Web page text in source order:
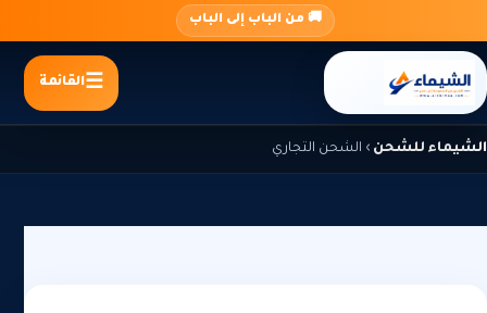
المحتوى
🚚 من الباب إلى الباب
القائمة
الشيماء للشحن › الشحن التجاري